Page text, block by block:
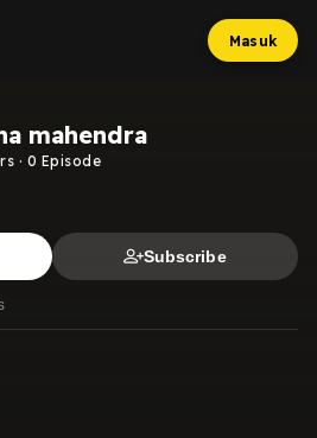
Masuk
mahendra
· 0 Episode
Subscribe